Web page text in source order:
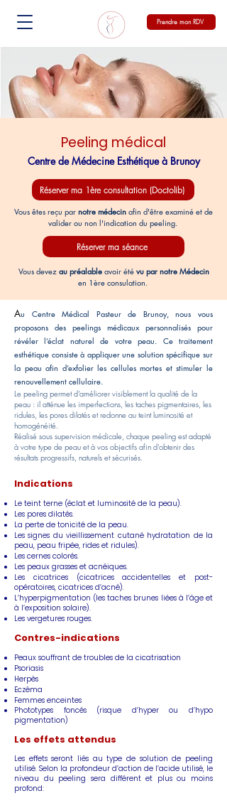
Prendre mon RDV
Peeling médical
Centre de Médecine Esthétique à Brunoy
Réserver ma 1ère consultation (Doctolib)
Vous êtes reçu par notre médecin afin d'être examiné et de
valider ou non l'indication du peeling.
Réserver ma séance
Vous devez au préalableavoir été vu par notre Médecin
en 1ère consulation.
Au Centre Médical Pasteur de Brunoy, nous vous
proposons des peelings médicaux personnalisés pour
révéler l’éclat naturel de votre peau. Ce traitement
esthétique consiste à appliquer une solution spécifique sur
la peau afin d’exfolier les cellules mortes et stimuler le
renouvellement cellulaire.
Le peeling permet d’améliorer visiblement la qualité de la
peau : il atténue les imperfections, les taches pigmentaires, les
ridules, les pores dilatés et redonne au teint luminosité et
homogénéité.
Réalisé sous supervision médicale, chaque peeling est adapté
à votre type de peau et à vos objectifs afin d’obtenir des
résultats progressifs, naturels et sécurisés.
Indications
Le teint terne (éclat et luminosité de la peau).
Les pores dilatés.
La perte de tonicité de la peau.
Les signes du vieillissement cutané hydratation de la
peau, peau fripée, rides et ridules).
Les cernes colorés.
Les peaux grasses et acnéiques.
Les cicatrices (cicatrices accidentelles et post-
opératoires, cicatrices d’acné).
L’hyperpigmentation (les taches brunes liées à l’âge et
à l’exposition solaire).
Les vergetures rouges.
Contres-indications
Peaux souffrant de troubles de la cicatrisation
Psoriasis
Herpès
Eczéma
Femmes enceintes
Phototypes foncés (risque d’hyper ou d’hypo
pigmentation)
Les effets attendus
Les effets seront liés au type de solution de peeling
utilisé. Selon la profondeur d’action de l’acide utilisé, le
niveau du peeling sera différent et plus ou moins
profond: